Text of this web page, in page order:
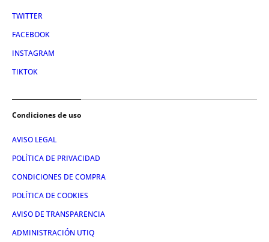
TWITTER
FACEBOOK
INSTAGRAM
TIKTOK
Condiciones de uso
AVISO LEGAL
POLÍTICA DE PRIVACIDAD
CONDICIONES DE COMPRA
POLÍTICA DE COOKIES
AVISO DE TRANSPARENCIA
ADMINISTRACIÓN UTIQ